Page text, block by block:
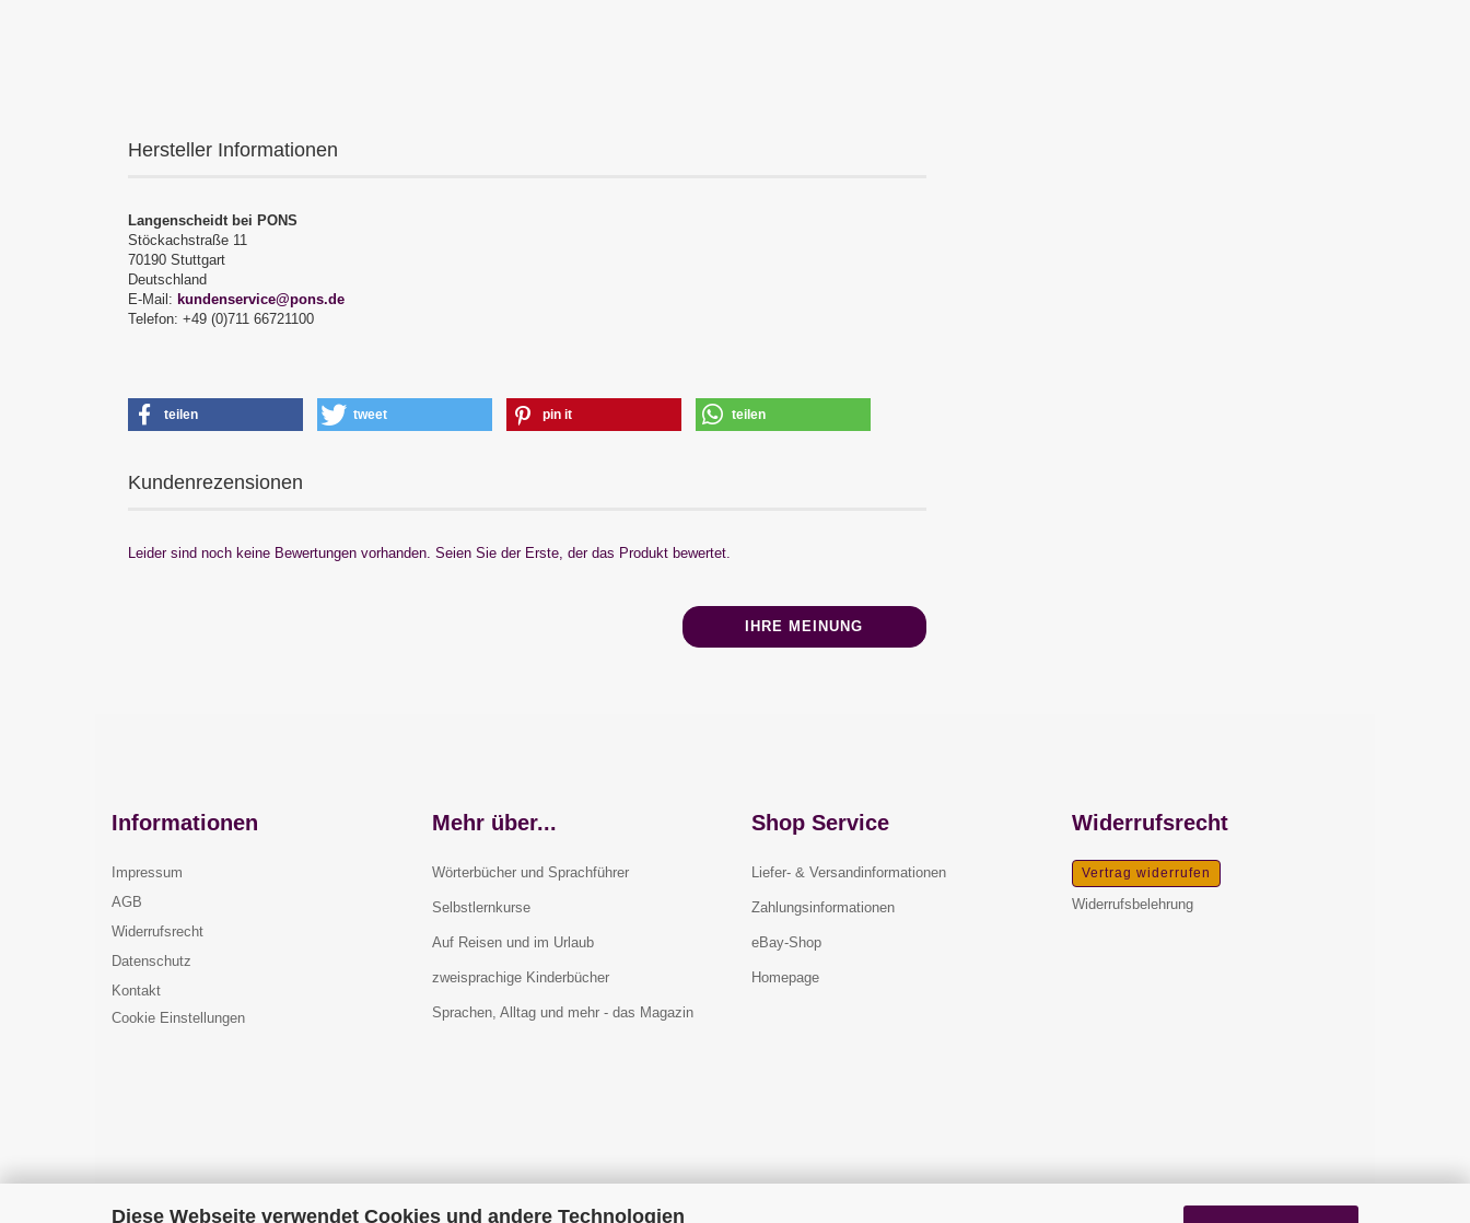
Diese Webseite verwendet Cookies und andere Technologien
Hersteller Informationen
Langenscheidt bei PONS
Stöckachstraße 11
70190 Stuttgart
Deutschland
E-Mail: kundenservice@pons.de
Telefon: +49 (0)711 66721100
teilen tweet pin it teilen
Kundenrezensionen
Leider sind noch keine Bewertungen vorhanden. Seien Sie der Erste, der das Produkt bewertet.
IHRE MEINUNG
Informationen
Impressum
AGB
Widerrufsrecht
Datenschutz
Kontakt
Cookie Einstellungen
Mehr über...
Wörterbücher und Sprachführer
Selbstlernkurse
Auf Reisen und im Urlaub
zweisprachige Kinderbücher
Sprachen, Alltag und mehr - das Magazin
Shop Service
Liefer- & Versandinformationen
Zahlungsinformationen
eBay-Shop
Homepage
Widerrufsrecht
Vertrag widerrufen
Widerrufsbelehrung